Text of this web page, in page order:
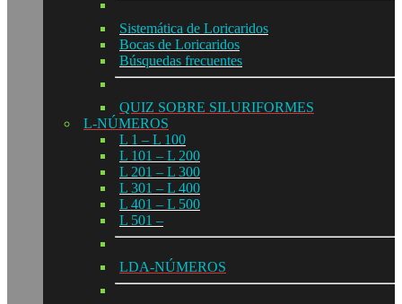
Sistemática de Loricaridos
Bocas de Loricaridos
Búsquedas frecuentes
QUIZ SOBRE SILURIFORMES
L-NÚMEROS
L 1 – L 100
L 101 – L 200
L 201 – L 300
L 301 – L 400
L 401 – L 500
L 501 –
LDA-NÚMEROS